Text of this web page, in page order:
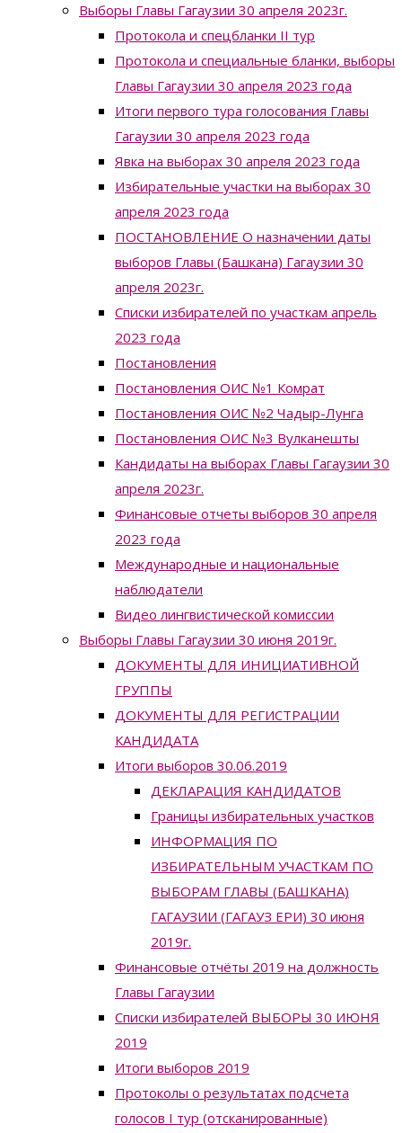
Выборы Главы Гагаузии 30 апреля 2023г.
Протокола и спецбланки II тур
Протокола и специальные бланки, выборы
Главы Гагаузии 30 апреля 2023 года
Итоги первого тура голосования Главы
Гагаузии 30 апреля 2023 года
Явка на выборах 30 апреля 2023 года
Избирательные участки на выборах 30
апреля 2023 года
ПОСТАНОВЛЕНИЕ О назначении даты
выборов Главы (Башкана) Гагаузии 30
апреля 2023г.
Списки избирателей по участкам апрель
2023 года
Постановления
Постановления ОИС №1 Комрат
Постановления ОИС №2 Чадыр-Лунга
Постановления ОИС №3 Вулканешты
Кандидаты на выборах Главы Гагаузии 30
апреля 2023г.
Финансовые отчеты выборов 30 апреля
2023 года
Международные и национальные
наблюдатели
Видео лингвистической комиссии
Выборы Главы Гагаузии 30 июня 2019г.
ДОКУМЕНТЫ ДЛЯ ИНИЦИАТИВНОЙ
ГРУППЫ
ДОКУМЕНТЫ ДЛЯ РЕГИСТРАЦИИ
КАНДИДАТА
Итоги выборов 30.06.2019
ДЕКЛАРАЦИЯ КАНДИДАТОВ
Границы избирательных участков
ИНФОРМАЦИЯ ПО
ИЗБИРАТЕЛЬНЫМ УЧАСТКАМ ПО
ВЫБОРАМ ГЛАВЫ (БАШКАНА)
ГАГАУЗИИ (ГАГАУЗ ЕРИ) 30 июня
2019г.
Финансовые отчёты 2019 на должность
Главы Гагаузии
Списки избирателей ВЫБОРЫ 30 ИЮНЯ
2019
Итоги выборов 2019
Протоколы о результатах подсчета
голосов I тур (отсканированные)